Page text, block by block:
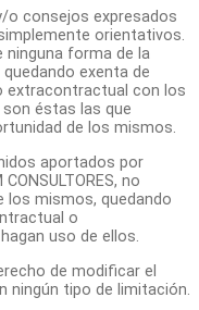
o consejos expresados
orientativos.
ninguna forma de la
exenta de
extracontractual con los
son éstas las que
de los mismos.
aportados por
no
los mismos, quedando
o
uso de ellos.
de modificar el
ningún tipo de limitación.